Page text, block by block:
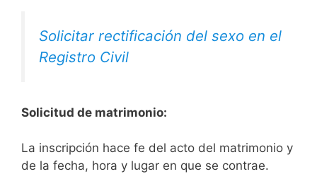
Solicitar rectificación del sexo en el
Registro Civil
Solicitud de matrimonio:
La inscripción hace fe del acto del matrimonio y
de la fecha, hora y lugar en que se contrae.